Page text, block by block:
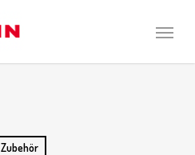
Menu
Zubehör